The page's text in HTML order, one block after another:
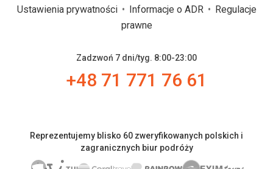
Ustawienia prywatności
Informacje o ADR
Regulacje
prawne
Zadzwoń 7 dni/tyg. 8:00-23:00
+48 71 771 76 61
Reprezentujemy blisko 60 zweryfikowanych polskich i
zagranicznych biur podróży